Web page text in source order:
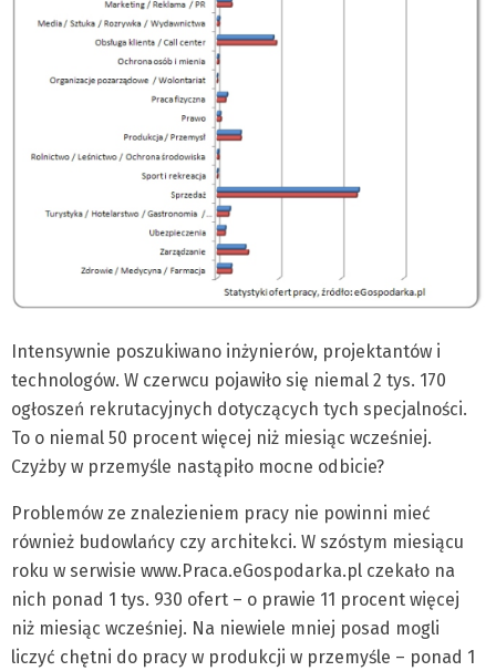
Intensywnie poszukiwano inżynierów, projektantów i
technologów. W czerwcu pojawiło się niemal 2 tys. 170
ogłoszeń rekrutacyjnych dotyczących tych specjalności.
To o niemal 50 procent więcej niż miesiąc wcześniej.
Czyżby w przemyśle nastąpiło mocne odbicie?
Problemów ze znalezieniem pracy nie powinni mieć
również budowlańcy czy architekci. W szóstym miesiącu
roku w serwisie www.Praca.eGospodarka.pl czekało na
nich ponad 1 tys. 930 ofert – o prawie 11 procent więcej
niż miesiąc wcześniej. Na niewiele mniej posad mogli
liczyć chętni do pracy w produkcji w przemyśle – ponad 1